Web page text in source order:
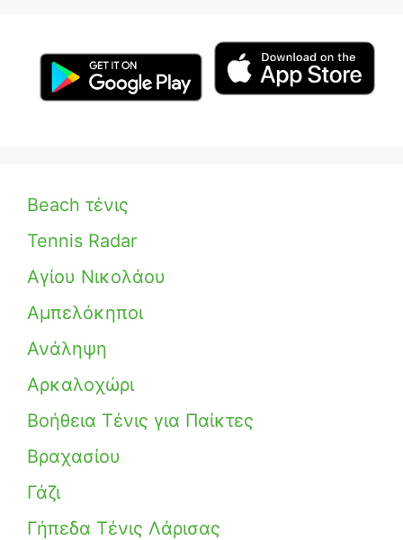
Beach τένις
Tennis Radar
Αγίου Νικολάου
Αμπελόκηποι
Ανάληψη
Αρκαλοχώρι
Βοήθεια Τένις για Παίκτες
Βραχασίου
Γάζι
Γήπεδα Τένις Λάρισας